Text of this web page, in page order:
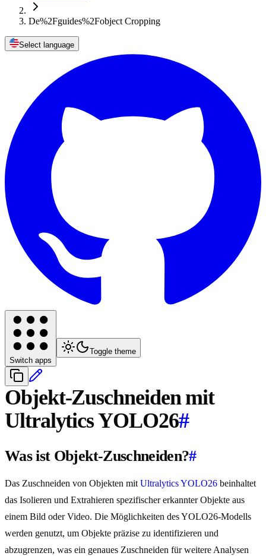
De%2Fguides%2Fobject Cropping
Select language
Switch apps
Toggle theme
Objekt-Zuschneiden mit
Ultralytics YOLO26#
Was ist Objekt-Zuschneiden?#
Das Zuschneiden von Objekten mit Ultralytics YOLO26 beinhaltet
das Isolieren und Extrahieren spezifischer erkannter Objekte aus
einem Bild oder Video. Die Möglichkeiten des YOLO26-Modells
werden genutzt, um Objekte präzise zu identifizieren und
abzugrenzen, was ein genaues Zuschneiden für weitere Analysen